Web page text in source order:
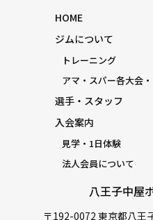
八王子中屋
〒192-0072 東京都八王
HOME
ジムについて
トレーニング
アマ・スパー各大会
選手・スタッフ
入会案内
見学・1日体験
法人会員について